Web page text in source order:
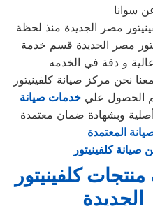
سوانا
مصر الجديدة منذ لحظة
مصر الجديدة قسم خدمة
و دقة في الخدمه
نحن مركز صيانة كلفينيتور
الحصول عليخدمات صيانة
وبشهادة ضمان معتمدة
المعتمدة
صيانة كلفينيتور
كلفينيتور